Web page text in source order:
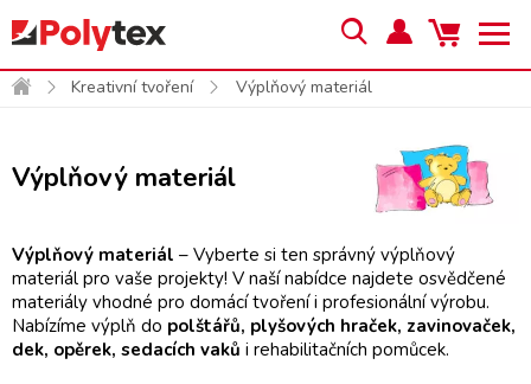
Kreativní tvoření Výplňový materiál
Výplňový materiál
Výplňový materiál – Vyberte si ten správný výplňový
materiál pro vaše projekty! V naší nabídce najdete osvědčené
materiály vhodné pro domácí tvoření i profesionální výrobu.
Nabízíme výplň do polštářů, plyšových hraček, zavinovaček,
dek, opěrek, sedacích vaků i rehabilitačních pomůcek.